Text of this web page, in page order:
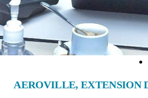
AEROVILLE, EXTENSION